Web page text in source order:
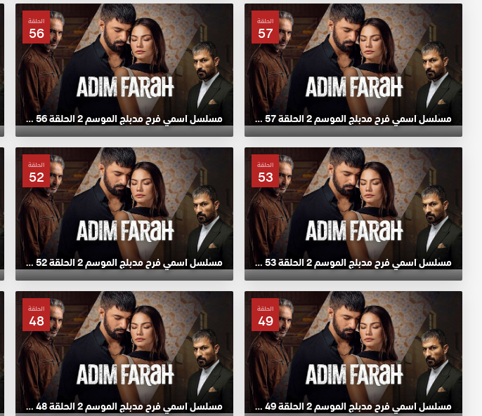
الحلقة
57
مسلسل اسمي فرح مدبلج الموسم 2 الحلقة 57 HD
الحلقة
56
مسلسل اسمي فرح مدبلج الموسم 2 الحلقة 56 HD
الحلقة
53
مسلسل اسمي فرح مدبلج الموسم 2 الحلقة 53 HD
الحلقة
52
مسلسل اسمي فرح مدبلج الموسم 2 الحلقة 52 HD
الحلقة
49
مسلسل اسمي فرح مدبلج الموسم 2 الحلقة 49 HD
الحلقة
48
مسلسل اسمي فرح مدبلج الموسم 2 الحلقة 48 HD